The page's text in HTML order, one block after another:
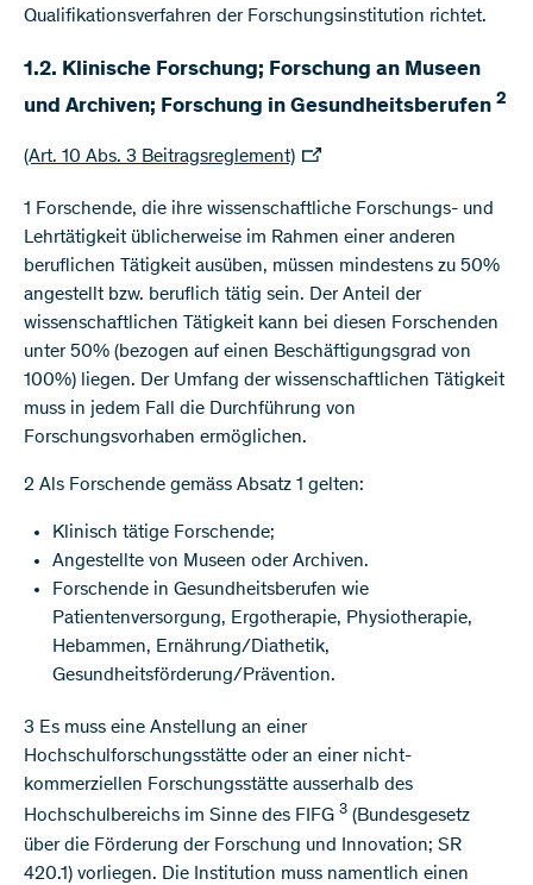
Qualifikationsverfahren der Forschungsinstitution richtet.
1.2. Klinische Forschung; Forschung an Museen
und Archiven; Forschung in Gesundheitsberufen 2
(Art. 10 Abs. 3 Beitragsreglement)
1 Forschende, die ihre wissenschaftliche Forschungs- und
Lehrtätigkeit üblicherweise im Rahmen einer anderen
beruflichen Tätigkeit ausüben, müssen mindestens zu 50%
angestellt bzw. beruflich tätig sein. Der Anteil der
wissenschaftlichen Tätigkeit kann bei diesen Forschenden
unter 50% (bezogen auf einen Beschäftigungsgrad von
100%) liegen. Der Umfang der wissenschaftlichen Tätigkeit
muss in jedem Fall die Durchführung von
Forschungsvorhaben ermöglichen.
2 Als Forschende gemäss Absatz 1 gelten:
Klinisch tätige Forschende;
Angestellte von Museen oder Archiven.
Forschende in Gesundheitsberufen wie
Patientenversorgung, Ergotherapie, Physiotherapie,
Hebammen, Ernährung/Diathetik,
Gesundheitsförderung/Prävention.
3 Es muss eine Anstellung an einer
Hochschulforschungsstätte oder an einer nicht-
kommerziellen Forschungsstätte ausserhalb des
Hochschulbereichs im Sinne des FIFG 3 (Bundesgesetz
über die Förderung der Forschung und Innovation; SR
420.1) vorliegen. Die Institution muss namentlich einen